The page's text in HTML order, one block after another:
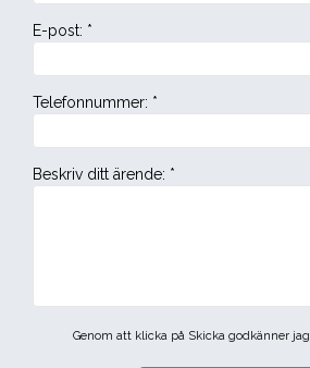
E-post: *
Telefonnummer: *
Beskriv ditt ärende: *
Genom att klicka på Skicka godkänner jag